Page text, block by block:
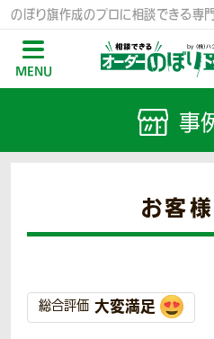
のぼり旗作成のプロに相談できる専
MENU
お客
総合評価 大変満足
事